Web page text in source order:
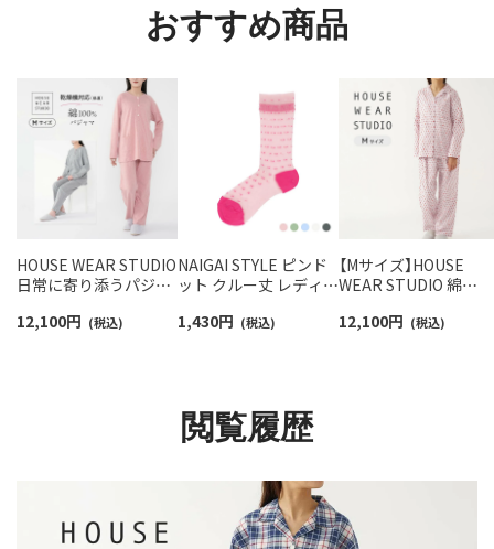
おすすめ商品
HOUSE WEAR STUDIO
日常に寄り添うパジャ
フラット縫製 天竺杢無
12,100円 (税込)
NAIGAI STYLE ピンド
ット クルー丈 レディー
03097119
1,430円 (税込)
【Mサイズ】HOUSE
WEAR STUDIO 綿
プリント レインドロ
12,100円 (税込)
閲覧履歴